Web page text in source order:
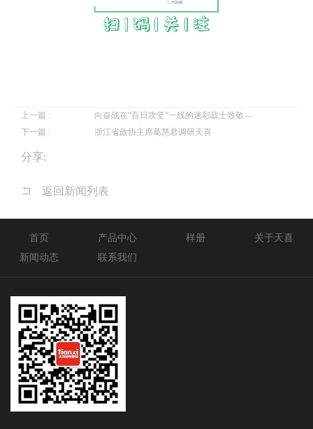
上一篇 :
向奋战在“百日攻坚”一线的迷彩战士致敬—
下一篇 :
浙江省政协主席葛慧君调研天喜
分享:
返回新闻列表
首页 产品中心 样册
关于天喜
新闻动态
联系我们